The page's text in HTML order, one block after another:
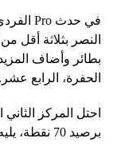
الحفرة، الرابع عشر.
برصيد 70 نقطة، يليه David Gray (EPGA) عند المستوى 72.